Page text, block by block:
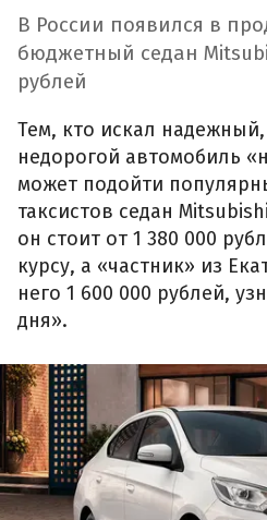
В России появился в
бюджетный седан
рублей
Тем, кто искал
недорогой автомобиль
может подойти
таксистов седан
он стоит от 1 380 000
курсу, а «частник» из
него 1 600 000 рублей,
дня».